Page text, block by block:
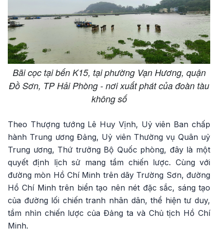
Bãi cọc tại bến K15, tại phường Vạn Hương, quận
Đồ Sơn, TP Hải Phòng - nơi xuất phát của đoàn tàu
không số
Theo Thượng tướng Lê Huy Vịnh, Uỷ viên Ban chấp
hành Trung ương Đảng, Uỷ viên Thường vụ Quân uỷ
Trung ương, Thứ trưởng Bộ Quốc phòng, đây là một
quyết định lịch sử mang tầm chiến lược. Cùng với
đường mòn Hồ Chí Minh trên dãy Trường Sơn, đường
Hồ Chí Minh trên biển tạo nên nét đặc sắc, sáng tạo
của đường lối chiến tranh nhân dân, thể hiện tư duy,
tầm nhìn chiến lược của Đảng ta và Chủ tịch Hồ Chí
Minh.